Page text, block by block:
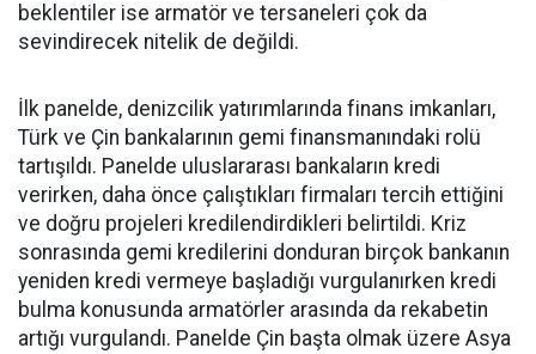
beklentiler ise armatör ve tersaneleri çok da
sevindirecek nitelik de değildi.
İlk panelde, denizcilik yatırımlarında finans imkanları,
Türk ve Çin bankalarının gemi finansmanındaki rolü
tartışıldı. Panelde uluslararası bankaların kredi
verirken, daha önce çalıştıkları firmaları tercih ettiğini
ve doğru projeleri kredilendirdikleri belirtildi. Kriz
sonrasında gemi kredilerini donduran birçok bankanın
yeniden kredi vermeye başladığı vurgulanırken kredi
bulma konusunda armatörler arasında da rekabetin
artığı vurgulandı. Panelde Çin başta olmak üzere Asya